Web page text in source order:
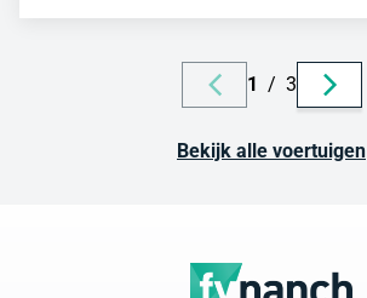
1 / 3
Bekijk alle voertuigen